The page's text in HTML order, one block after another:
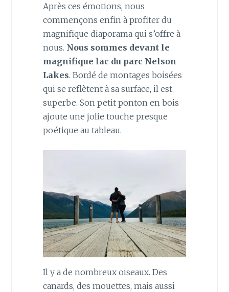
Après ces émotions, nous
commençons enfin à profiter du
magnifique diaporama qui s’offre à
nous. Nous sommes devant le
magnifique lac du parc Nelson
Lakes. Bordé de montages boisées
qui se reflètent à sa surface, il est
superbe. Son petit ponton en bois
ajoute une jolie touche presque
poétique au tableau.
Il y a de nombreux oiseaux. Des
canards, des mouettes, mais aussi